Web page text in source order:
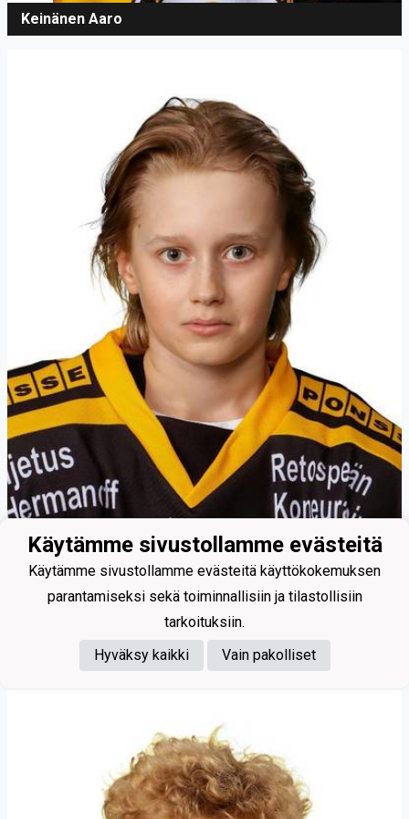
Keinänen Aaro
Lappalainen Jesse
Käytämme sivustollamme evästeitä
Käytämme sivustollamme evästeitä käyttökokemuksen
parantamiseksi sekä toiminnallisiin ja tilastollisiin
tarkoituksiin.
Hyväksy kaikki
Vain pakolliset